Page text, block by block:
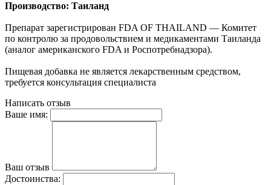
Производство: Таиланд
Препарат зарегистрирован FDA OF THAILAND — Комитет
по контролю за продовольствием и медикаментами Таиланда
(аналог американского FDA и Роспотребнадзора).
Пищевая добавка не является лекарственным средством,
требуется консультация специалиста
Написать отзыв
Ваше имя:
Ваш отзыв
Достоинства: